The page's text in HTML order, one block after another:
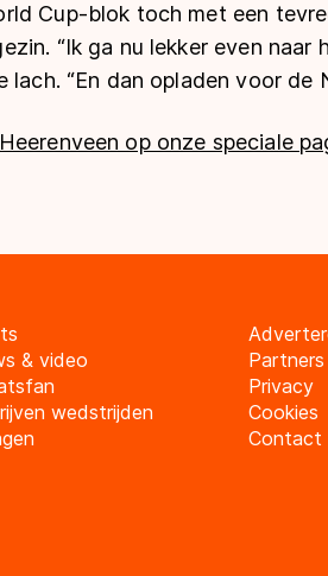
Cup-blok toch met een
“Ik ga nu lekker even naar
lach. “En dan opladen voor de
op onze speciale
& video
wedstrijden
Partners
Privacy
Cookies
Contact